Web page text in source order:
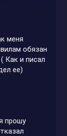
меня
обязан
Как и писал
ее)
прошу